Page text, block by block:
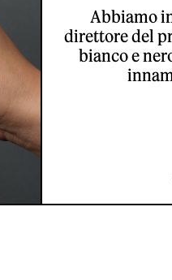
Abbiamo
direttore del
bianco e